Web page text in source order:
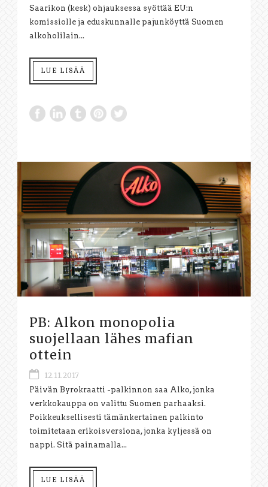
Saarikon (kesk) ohjauksessa syöttää EU:n
komissiolle ja eduskunnalle pajunköyttä Suomen
alkoholilain...
LUE LISÄÄ
PB: Alkon monopolia
suojellaan lähes mafian
ottein
12.11.2017
Päivän Byrokraatti -palkinnon saa Alko, jonka
verkkokauppa on valittu Suomen parhaaksi.
Poikkeuksellisesti tämänkertainen palkinto
toimitetaan erikoisversiona, jonka kyljessä on
nappi. Sitä painamalla...
LUE LISÄÄ